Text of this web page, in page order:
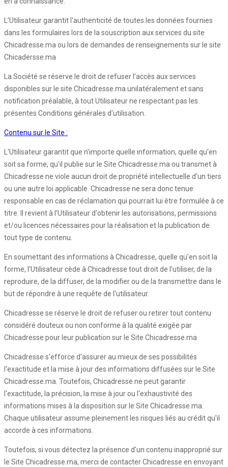
L’Utilisateur garantit l'authenticité de toutes les données fournies
dans les formulaires lors de la souscription aux services du site
Chicadresse.ma ou lors de demandes de renseignements sur le site
Chicadersse.ma
La Société se réserve le droit de refuser l'accès aux services
disponibles sur le site Chicadresse.ma unilatéralement et sans
notification préalable, à tout Utilisateur ne respectant pas les
présentes Conditions générales d'utilisation.
Contenu sur le Site :
L'Utilisateur garantit que n'importe quelle information, quelle qu'en
soit sa forme, qu'il publie sur le Site Chicadresse.ma ou transmet à
Chicadresse ne viole aucun droit de propriété intellectuelle d'un tiers
ou une autre loi applicable. Chicadresse ne sera donc tenue
responsable en cas de réclamation qui pourrait lui être formulée à ce
titre. Il revient à l’Utilisateur d'obtenir les autorisations, permissions
et/ou licences nécessaires pour la réalisation et la publication de
tout type de contenu.
En soumettant des informations à Chicadresse, quelle qu'en soit la
forme, l'Utilisateur cède à Chicadresse tout droit de l'utiliser, de la
reproduire, de la diffuser, de la modifier ou de la transmettre dans le
but de répondre à une requête de l'utilisateur.
Chicadresse se réserve le droit de refuser ou retirer tout contenu
considéré douteux ou non conforme à la qualité exigée par
Chicadresse pour leur publication sur le Site Chicadresse.ma
Chicadresse s'efforce d'assurer au mieux de ses possibilités
l'exactitude et la mise à jour des informations diffusées sur le Site
Chicadresse.ma. Toutefois, Chicadresse ne peut garantir
l'exactitude, la précision, la mise à jour ou l'exhaustivité des
informations mises à la disposition sur le Site Chicadresse.ma.
Chaque utilisateur assume pleinement les risques liés au crédit qu'il
accorde à ces informations.
Toutefois, si vous détectez la présence d'un contenu inapproprié sur
le Site Chicadresse.ma, merci de contacter Chicadresse en envoyant